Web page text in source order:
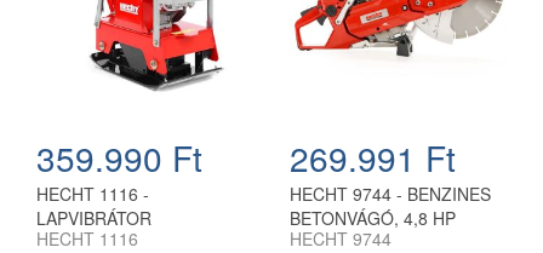
359.990 Ft
HECHT 1116 -
LAPVIBRÁTOR
HECHT 1116
269.991 Ft
HECHT 9744 - BENZINES
BETONVÁGÓ, 4,8 HP
HECHT 9744